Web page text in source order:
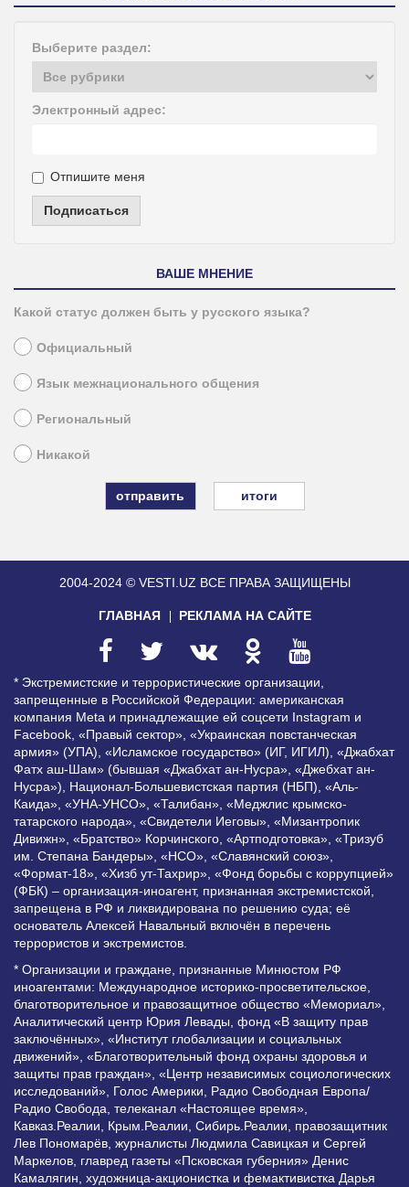
Выберите раздел:
Электронный адрес:
Отпишите меня
Подписаться
ВАШЕ МНЕНИЕ
Какой статус должен быть у русского языка?
Официальный
Язык межнационального общения
Региональный
Никакой
итоги
2004-2024 © VESTI.UZ ВСЕ ПРАВА ЗАЩИЩЕНЫ
ГЛАВНАЯ РЕКЛАМА НА САЙТЕ
* Экстремистские и террористические организации,
запрещенные в Российской Федерации: американская
компания Meta и принадлежащие ей соцсети Instagram и
Facebook, «Правый сектор», «Украинская повстанческая
армия» (УПА), «Исламское государство» (ИГ, ИГИЛ), «Джабхат
Фатх аш-Шам» (бывшая «Джабхат ан-Нусра», «Джебхат ан-
Нусра»), Национал-Большевистская партия (НБП), «Аль-
Каида», «УНА-УНСО», «Талибан», «Меджлис крымско-
татарского народа», «Свидетели Иеговы», «Мизантропик
Дивижн», «Братство» Корчинского, «Артподготовка», «Тризуб
им. Степана Бандеры», «НСО», «Славянский союз»,
«Формат-18», «Хизб ут-Тахрир», «Фонд борьбы с коррупцией»
(ФБК) – организация-иноагент, признанная экстремистской,
запрещена в РФ и ликвидирована по решению суда; её
основатель Алексей Навальный включён в перечень
террористов и экстремистов.
* Организации и граждане, признанные Минюстом РФ
иноагентами: Международное историко-просветительское,
благотворительное и правозащитное общество «Мемориал»,
Аналитический центр Юрия Левады, фонд «В защиту прав
заключённых», «Институт глобализации и социальных
движений», «Благотворительный фонд охраны здоровья и
защиты прав граждан», «Центр независимых социологических
исследований», Голос Америки, Радио Свободная Европа/
Радио Свобода, телеканал «Настоящее время»,
Кавказ.Реалии, Крым.Реалии, Сибирь.Реалии, правозащитник
Лев Пономарёв, журналисты Людмила Савицкая и Сергей
Маркелов, главред газеты «Псковская губерния» Денис
Камалягин, художница-акционистка и фемактивистка Дарья